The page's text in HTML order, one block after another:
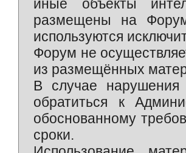
иные объекты
размещены на
используются
Форум не
из размещённых
В случае нарушения
обратиться к
обоснованному
сроки.